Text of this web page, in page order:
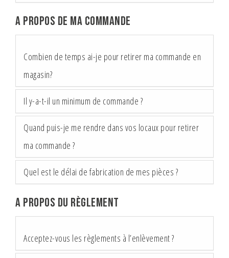
A propos de ma commande
Combien de temps ai-je pour retirer ma commande en
magasin?
Il y-a-t-il un minimum de commande ?
Quand puis-je me rendre dans vos locaux pour retirer
ma commande ?
Quel est le délai de fabrication de mes pièces ?
A propos du règlement
Acceptez-vous les règlements à l’enlèvement ?